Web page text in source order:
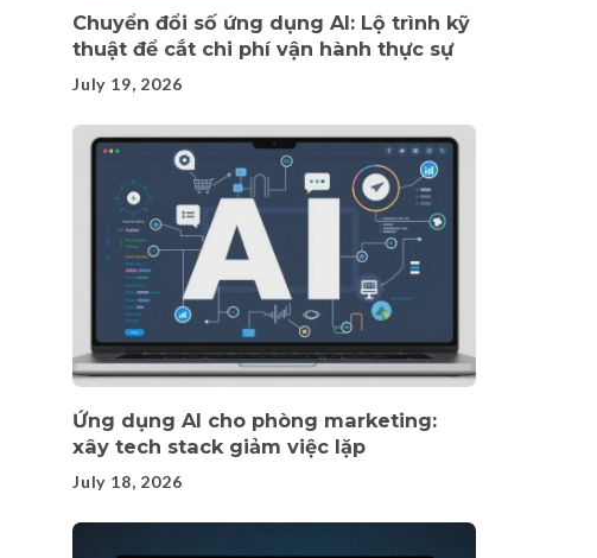
Chuyển đổi số ứng dụng AI: Lộ trình kỹ
thuật để cắt chi phí vận hành thực sự
July 19, 2026
Ứng dụng AI cho phòng marketing:
xây tech stack giảm việc lặp
July 18, 2026